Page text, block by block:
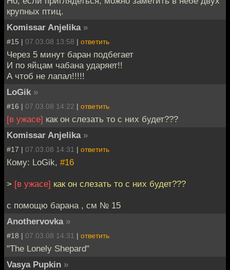
крупных птиц.
Komissar Anjelika »
#15 | 07.03.08 13:58 | ответить
Через 5 минут баран подбегает
И по яйцам чабана ударяет!!
А чтоб не лапал!!!!!
LoGik »
#16 | 07.03.08 14:22 | ответить
[в ужасе] как он слезать то с них будет???
Komissar Anjelika »
#17 | 07.03.08 14:31 | ответить
Кому: LoGik, #16
> [в ужасе] как он слезать то с них будет???
с помощю барана , см № 15
Anothervovka »
#18 | 07.03.08 14:31 | ответить
"The Lonely Shepard"
Vasya Pupkin »